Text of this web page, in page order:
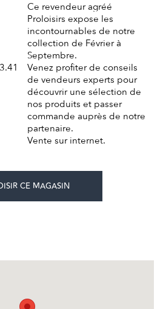
Ce revendeur agréé
Proloisirs expose les
incontournables de notre
collection de Février à
Septembre.
Venez profiter de conseils
de vendeurs experts pour
découvrir une sélection de
nos produits et passer
commande auprès de notre
partenaire.
Vente sur internet.
CE MAGASIN